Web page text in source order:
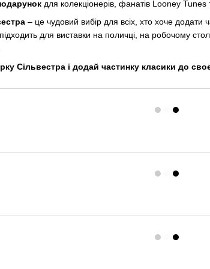
для колекціонерів, фанатів Looney Tunes
– це чудовий вибір для всіх, хто хоче додати
для виставки на поличці, на робочому
Сільвестра і додай частинку класики до